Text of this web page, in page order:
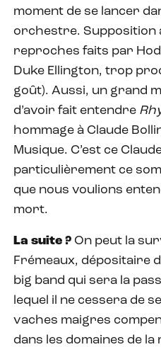
moment de se lancer
orchestre. Supposition
reproches faits par
Duke Ellington, trop
goût). Aussi, un grand
d’avoir fait entendre
hommage à Claude
Musique. C’est ce
particulièrement ce
que nous voulions
mort.
La suite ? On peut la
Frémeaux, dépositaire
big band qui sera la
lequel il ne cessera de
vaches maigres
dans les domaines de la